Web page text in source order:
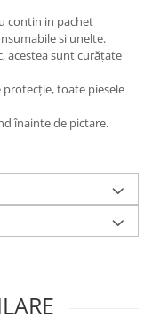
contin in pachet
si unelte.
acestea sunt curățate
protecție, toate piesele
înainte de pictare.